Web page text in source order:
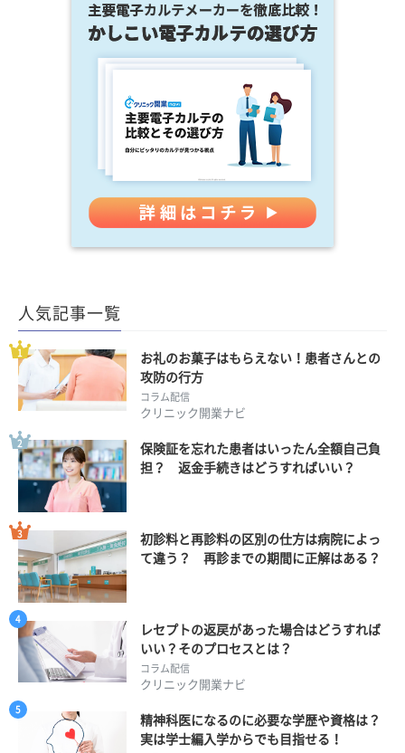
人気記事一覧
お礼のお菓子はもらえない！患者さんとの
攻防の行方
コラム配信
クリニック開業ナビ
保険証を忘れた患者はいったん全額自己負
担？ 返金手続きはどうすればいい？
初診料と再診料の区別の仕方は病院によっ
て違う？ 再診までの期間に正解はある？
レセプトの返戻があった場合はどうすれば
いい？そのプロセスとは？
コラム配信
クリニック開業ナビ
精神科医になるのに必要な学歴や資格は？
実は学士編入学からでも目指せる！